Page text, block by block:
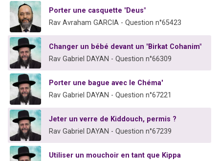
Porter une casquette "Deus"
Rav Avraham GARCIA - Question n°65423
Changer un bébé devant un "Birkat Cohanim"
Rav Gabriel DAYAN - Question n°66309
Porter une bague avec le Chéma'
Rav Gabriel DAYAN - Question n°67221
Jeter un verre de Kiddouch, permis ?
Rav Gabriel DAYAN - Question n°67239
Utiliser un mouchoir en tant que Kippa